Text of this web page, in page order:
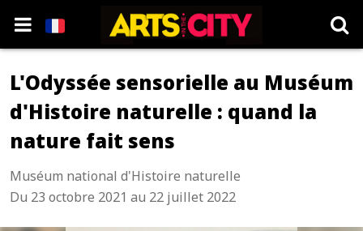
L'Odyssée sensorielle au Muséum
d'Histoire naturelle : quand la
nature fait sens
Muséum national d'Histoire naturelle
Du 23 octobre 2021 au 22 juillet 2022